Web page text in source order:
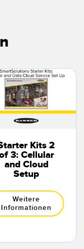
Kits 2
3: Cellular
and Cloud
Setup
Weitere
Informationen